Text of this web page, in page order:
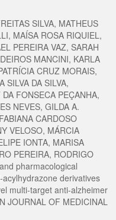
SILVA, MATHEUS
MAÍSA ROSA RIQUIEL,
PEREIRA VAZ, SARAH
MANCINI, KARLA
CRUZ MORAIS,
SILVA DA SILVA,
FONSECA PEÇANHA,
NEVES, GILDA A.
CARDOSO
VELOSO, MÁRCIA
IONTA, MARISA
PEREIRA, RODRIGO
pharmacological
derivatives
multi-target anti-alzheimer
JOURNAL OF MEDICINAL